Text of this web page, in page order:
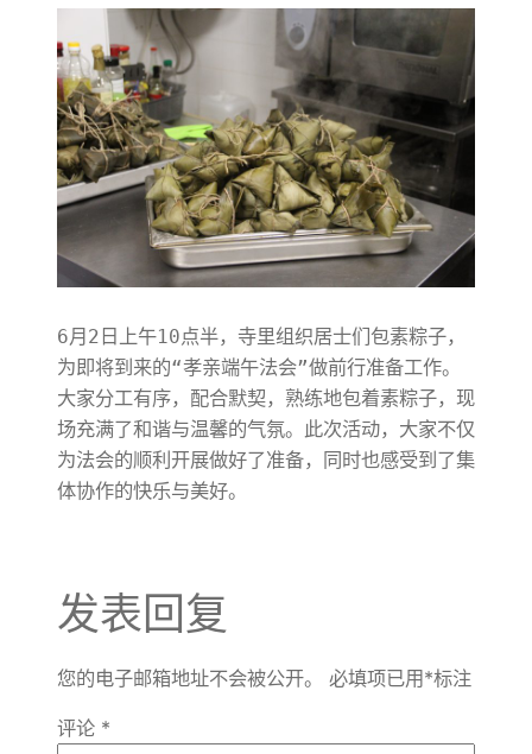
6月2日上午10点半，寺里组织居士们包素粽子，
为即将到来的“孝亲端午法会”做前行准备工作。
大家分工有序，配合默契，熟练地包着素粽子，现
场充满了和谐与温馨的气氛。此次活动，大家不仅
为法会的顺利开展做好了准备，同时也感受到了集
体协作的快乐与美好。
发表回复
您的电子邮箱地址不会被公开。 必填项已用*标注
评论 *